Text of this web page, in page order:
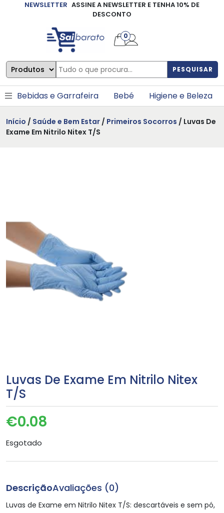
NEWSLETTER ASSINE A NEWSLETTER E TENHA 10% DE
DESCONTO
PESQUISAR
0
Bebidas e Garrafeira Bebé Higiene e Beleza
Início / Saúde e Bem Estar / Primeiros Socorros / Luvas De
Exame Em Nitrilo Nitex T/S
Luvas De Exame Em Nitrilo Nitex
T/S
€0.08
Esgotado
DescriçãoAvaliações (0)
Luvas de Exame em Nitrilo Nitex T/S: descartáveis e sem pó,